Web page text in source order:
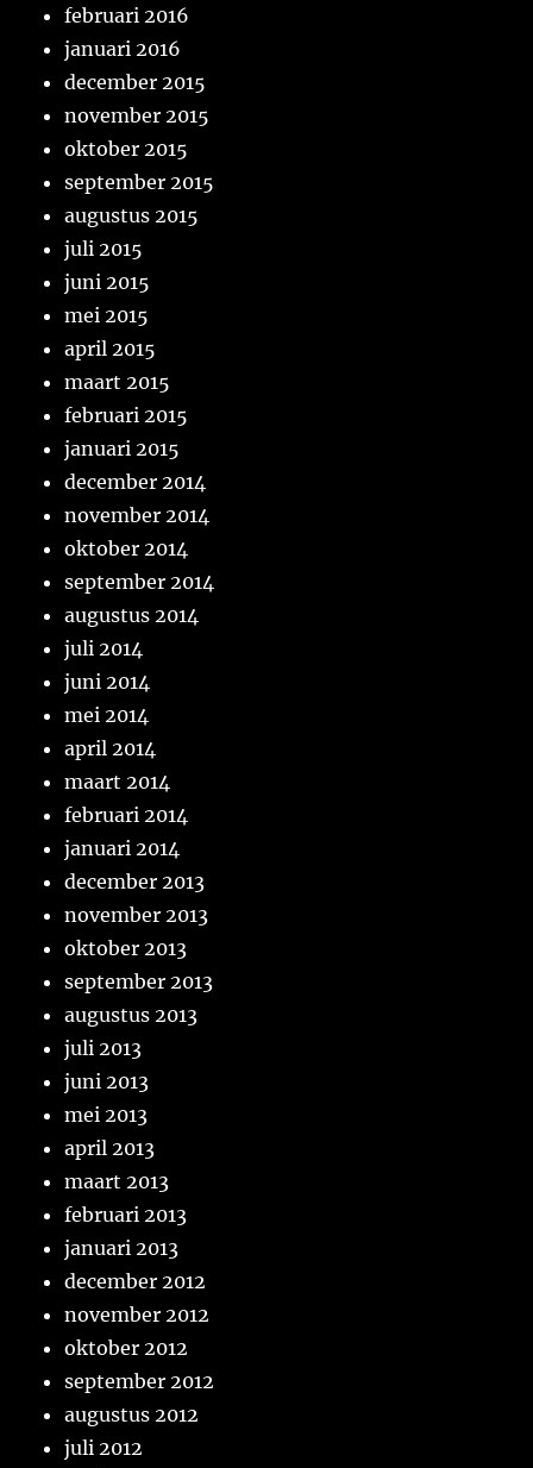
februari 2016
januari 2016
december 2015
november 2015
oktober 2015
september 2015
augustus 2015
juli 2015
juni 2015
mei 2015
april 2015
maart 2015
februari 2015
januari 2015
december 2014
november 2014
oktober 2014
september 2014
augustus 2014
juli 2014
juni 2014
mei 2014
april 2014
maart 2014
februari 2014
januari 2014
december 2013
november 2013
oktober 2013
september 2013
augustus 2013
juli 2013
juni 2013
mei 2013
april 2013
maart 2013
februari 2013
januari 2013
december 2012
november 2012
oktober 2012
september 2012
augustus 2012
juli 2012